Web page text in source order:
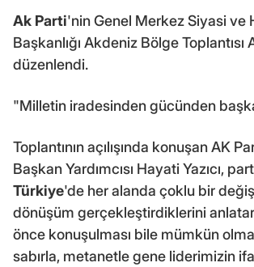
Ak Parti'nin Genel Merkez Siyasi ve
Başkanlığı Akdeniz Bölge Toplantısı
düzenlendi.
"Milletin iradesinden gücünden
Toplantının açılışında konuşan AK
Başkan Yardımcısı Hayati Yazıcı,
Türkiye'de her alanda çoklu bir
dönüşüm gerçekleştirdiklerini
önce konuşulması bile mümkün
sabırla, metanetle gene liderimizin